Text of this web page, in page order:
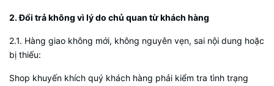
2. Đổi trả không vì lý do chủ quan từ khách hàng
2.1. Hàng giao không mới, không nguyên vẹn, sai nội dung hoặc
bị thiếu:
Shop khuyến khích quý khách hàng phải kiểm tra tình trạng